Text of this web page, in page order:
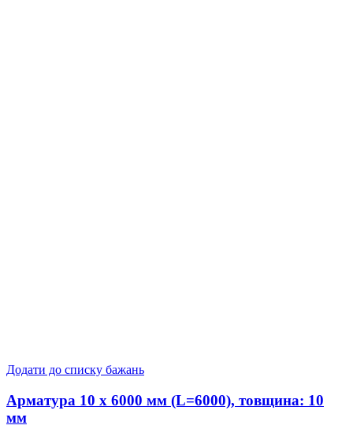
Додати до списку бажань
Арматура 10 x 6000 мм (L=6000), товщина: 10
мм